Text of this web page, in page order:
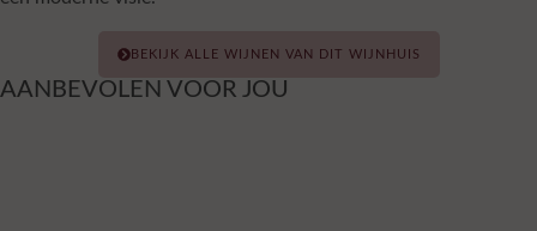
BEKIJK ALLE WIJNEN VAN DIT WIJNHUIS
AANBEVOLEN VOOR JOU